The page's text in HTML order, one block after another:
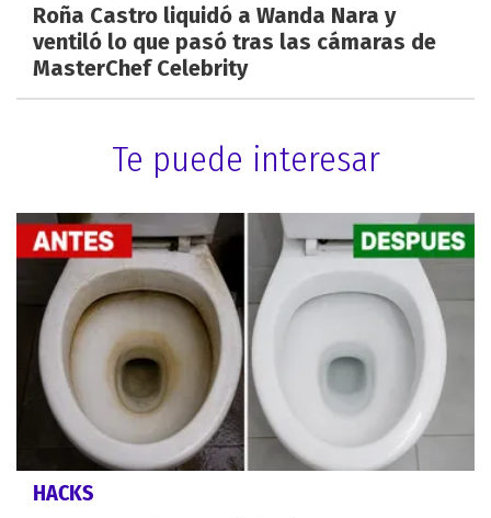
Roña Castro liquidó a Wanda Nara y
ventiló lo que pasó tras las cámaras de
MasterChef Celebrity
Te puede interesar
HACKS